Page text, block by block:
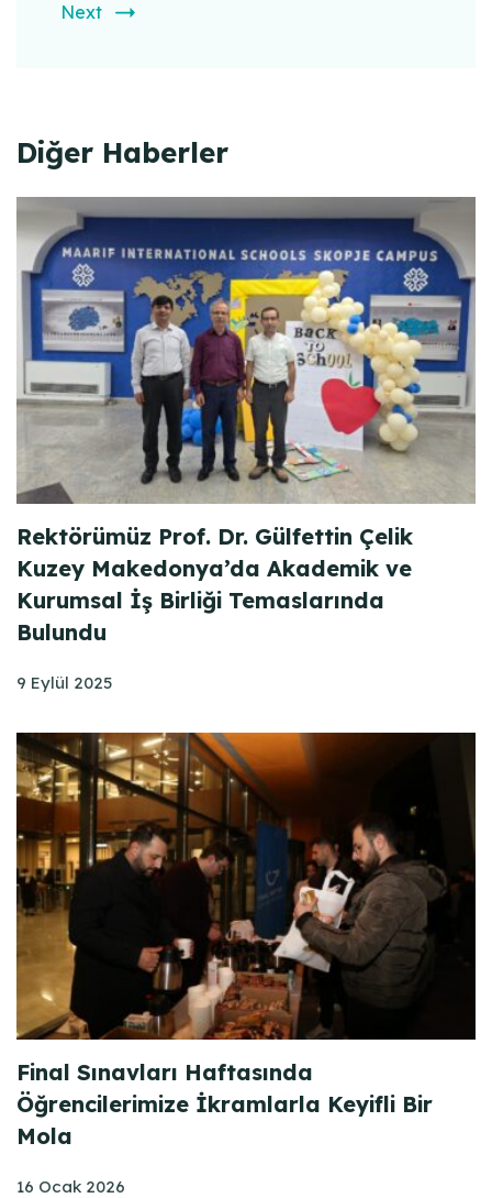
Next
Diğer Haberler
Rektörümüz Prof. Dr. Gülfettin Çelik
Kuzey Makedonya’da Akademik ve
Kurumsal İş Birliği Temaslarında
Bulundu
9 Eylül 2025
Final Sınavları Haftasında
Öğrencilerimize İkramlarla Keyifli Bir
Mola
16 Ocak 2026